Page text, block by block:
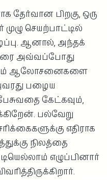
தேர்வான பிறகு, ஒரு
செயற்பாட்டில்
ஆனால், அந்தக்
அவ்வப்போது
ஆலோசனைகளை
பழைய
கேட்கவும்,
பல்வேறு
எதிராக
நிலத்தை
எழுப்பினார்